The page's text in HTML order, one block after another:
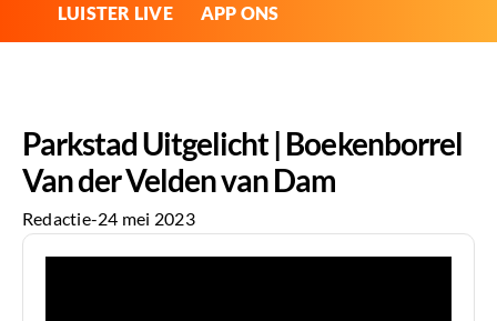
LUISTER LIVE APP ONS
Parkstad Uitgelicht | Boekenborrel
Van der Velden van Dam
Redactie-24 mei 2023